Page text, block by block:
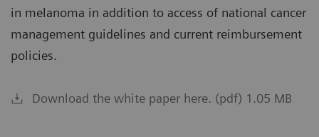
in melanoma in addition to access of national cancer
management guidelines and current reimbursement
policies.
Download the white paper here. (pdf) 1.05 MB